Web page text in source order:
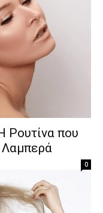
Ρουτίνα που
Λαμπερά
0